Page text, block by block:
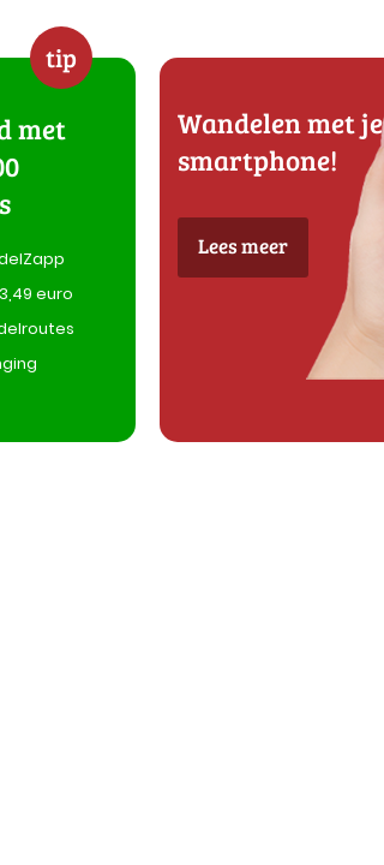
tip
met
euro
Wandelen met je
smartphone!
Lees meer